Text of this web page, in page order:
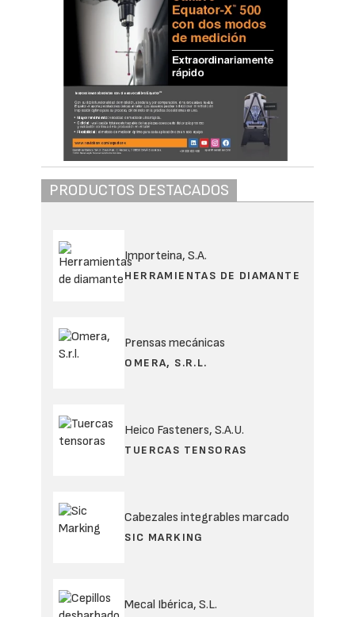
PRODUCTOS DESTACADOS
Importeina, S.A.
HERRAMIENTAS DE DIAMANTE
Prensas mecánicas
OMERA, S.R.L.
Heico Fasteners, S.A.U.
TUERCAS TENSORAS
Cabezales integrables marcado
SIC MARKING
Mecal Ibérica, S.L.